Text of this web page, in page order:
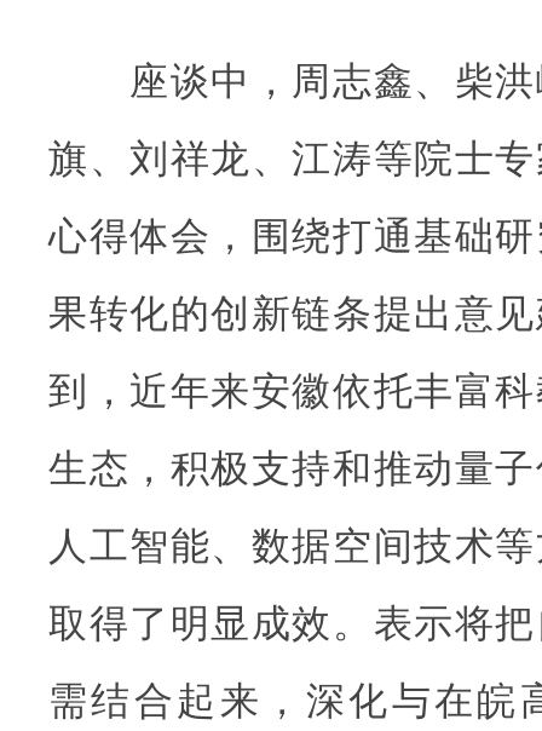
座谈中，周志鑫、柴洪
旗、刘祥龙、江涛等院士
心得体会，围绕打通基础
果转化的创新链条提出意
到，近年来安徽依托丰富
生态，积极支持和推动量
人工智能、数据空间技术
取得了明显成效。表示将
需结合起来，深化与在皖